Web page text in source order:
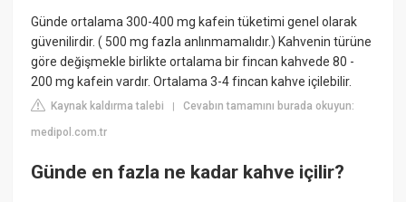
Günde ortalama 300-400 mg kafein tüketimi genel olarak
güvenilirdir. ( 500 mg fazla anlınmamalıdır.) Kahvenin türüne
göre değişmekle birlikte ortalama bir fincan kahvede 80 -
200 mg kafein vardır. Ortalama 3-4 fincan kahve içilebilir.
Kaynak kaldırma talebi |Cevabın tamamını burada okuyun:
medipol.com.tr
Günde en fazla ne kadar kahve içilir?